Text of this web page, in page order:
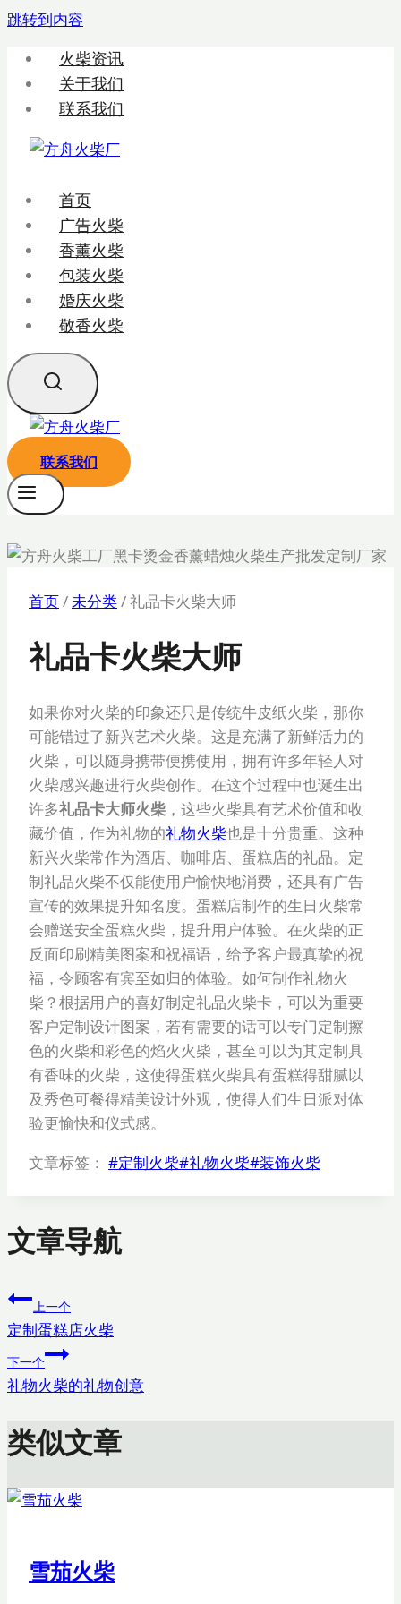
跳转到内容
火柴资讯
关于我们
联系我们
首页
广告火柴
香薰火柴
包装火柴
婚庆火柴
敬香火柴
联系我们
首页/未分类/礼品卡火柴大师
礼品卡火柴大师
如果你对火柴的印象还只是传统牛皮纸火柴，那你
可能错过了新兴艺术火柴。这是充满了新鲜活力的
火柴，可以随身携带便携使用，拥有许多年轻人对
火柴感兴趣进行火柴创作。在这个过程中也诞生出
许多礼品卡大师火柴 ，这些火柴具有艺术价值和收
藏价值，作为礼物的礼物火柴也是十分贵重。这种
新兴火柴常作为酒店、咖啡店、蛋糕店的礼品。定
制礼品火柴不仅能使用户愉快地消费，还具有广告
宣传的效果提升知名度。蛋糕店制作的生日火柴常
会赠送安全蛋糕火柴，提升用户体验。在火柴的正
反面印刷精美图案和祝福语，给予客户最真挚的祝
福，令顾客有宾至如归的体验。如何制作礼物火
柴？根据用户的喜好制定礼品火柴卡，可以为重要
客户定制设计图案，若有需要的话可以专门定制擦
色的火柴和彩色的焰火火柴，甚至可以为其定制具
有香味的火柴，这使得蛋糕火柴具有蛋糕得甜腻以
及秀色可餐得精美设计外观，使得人们生日派对体
验更愉快和仪式感。
文章标签： #定制火柴#礼物火柴#装饰火柴
文章导航
上一个
定制蛋糕店火柴
下一个
礼物火柴的礼物创意
类似文章
雪茄火柴